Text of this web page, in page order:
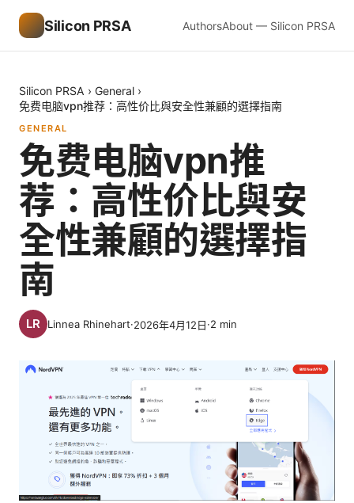
Silicon PRSA AuthorsAbout — Silicon PRSA
Silicon PRSA › General ›
免费电脑vpn推荐：高性价比與安全性兼顧的選擇指南
GENERAL
免费电脑vpn推
荐：高性价比與安
全性兼顧的選擇指
南
Linnea Rhinehart·2026年4月12日·2 min